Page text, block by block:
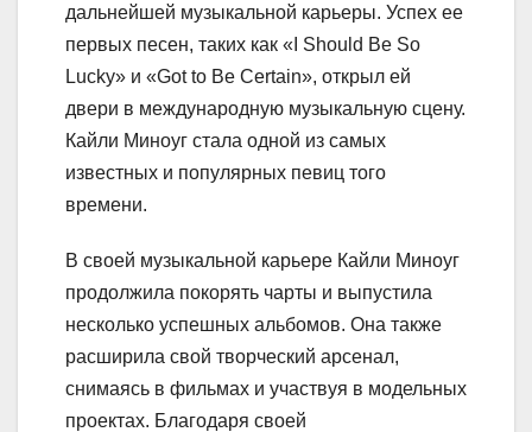
дальнейшей музыкальной карьеры. Успех ее
первых песен, таких как «I Should Be So
Lucky» и «Got to Be Certain», открыл ей
двери в международную музыкальную сцену.
Кайли Миноуг стала одной из самых
известных и популярных певиц того
времени.
В своей музыкальной карьере Кайли Миноуг
продолжила покорять чарты и выпустила
несколько успешных альбомов. Она также
расширила свой творческий арсенал,
снимаясь в фильмах и участвуя в модельных
проектах. Благодаря своей